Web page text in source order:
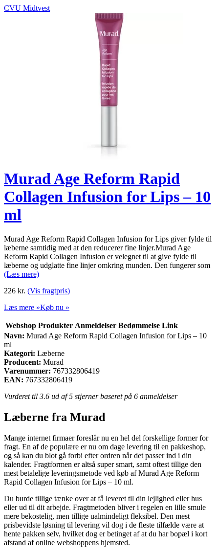
CVU Midtvest
Murad Age Reform Rapid
Collagen Infusion for Lips – 10
ml
Murad Age Reform Rapid Collagen Infusion for Lips giver fylde til
læberne samtidig med at den reducerer fine linjer.Murad Age
Reform Rapid Collagen Infusion er velegnet til at give fylde til
læberne og udglatte fine linjer omkring munden. Den fungerer som
(Læs mere)
226 kr. (Vis fragtpris)
Læs mere »Køb nu »
Webshop Produkter Anmeldelser Bedømmelse Link
Navn: Murad Age Reform Rapid Collagen Infusion for Lips – 10
ml
Kategori: Læberne
Producent: Murad
Varenummer: 767332806419
EAN: 767332806419
Vurderet til 3.6 ud af 5 stjerner baseret på 6 anmeldelser
Læberne fra Murad
Mange internet firmaer foreslår nu en hel del forskellige former for
fragt. En af de populære er nu om dage levering til en pakkeshop,
og så kan du blot gå forbi efter ordren når det passer ind i din
kalender. Fragtformen er altså super smart, samt oftest tillige den
mest betalelige leveringsmetode ved køb af Murad Age Reform
Rapid Collagen Infusion for Lips – 10 ml.
Du burde tillige tænke over at få leveret til din lejlighed eller hus
eller ud til dit arbejde. Fragtmetoden bliver i regelen en lille smule
mere bekostelig, men tillige ualmindeligt fleksibel. Den mest
prisbevidste løsning til levering vil dog i de fleste tilfælde være at
hente pakken selv, hvilket dog er betinget af at du har bopæl i kort
afstand af online webshoppens hjemsted.